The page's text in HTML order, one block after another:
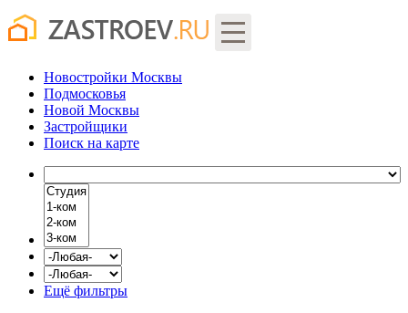
Новостройки Москвы
Подмосковья
Новой Москвы
Застройщики
Поиск на карте
Ещё фильтры